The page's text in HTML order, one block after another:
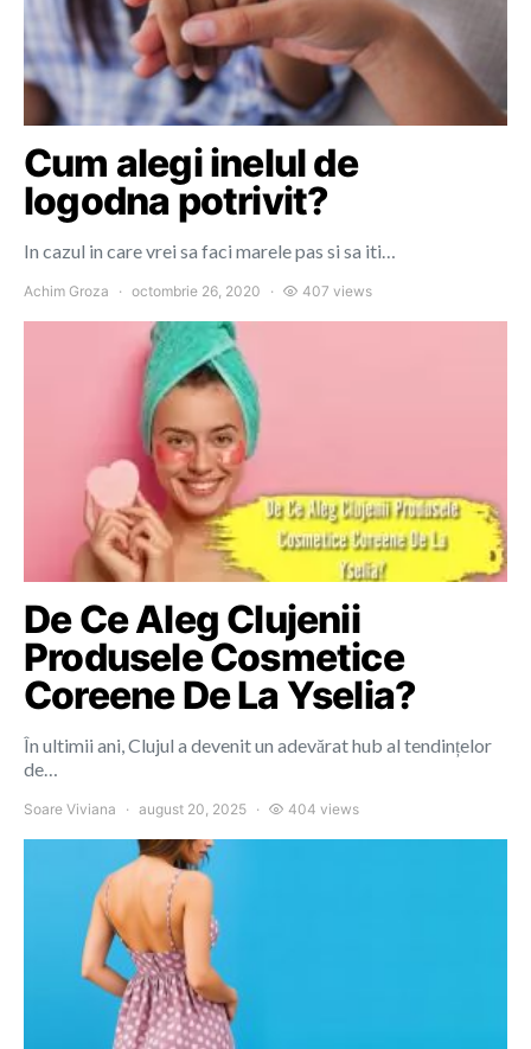
Cum alegi inelul de
logodna potrivit?
In cazul in care vrei sa faci marele pas si sa iti…
Achim Groza octombrie 26, 2020 407 views
De Ce Aleg Clujenii
Produsele Cosmetice
Coreene De La Yselia?
În ultimii ani, Clujul a devenit un adevărat hub al tendințelor
de…
Soare Viviana august 20, 2025 404 views